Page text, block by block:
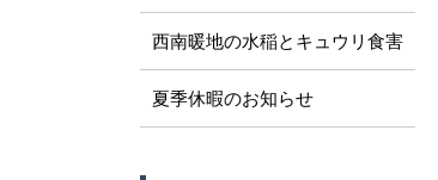
西南暖地の水稲とキュウリ食害
夏季休暇のお知らせ